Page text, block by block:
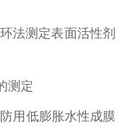
法测定表面活性剂
测定
用低膨胀水性成膜